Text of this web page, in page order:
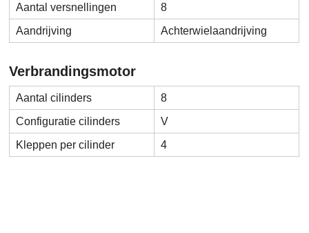
Aantal versnellingen
8
Aandrijving
Achterwielaandrijving
Verbrandingsmotor
Aantal cilinders
8
Configuratie cilinders
V
Kleppen per cilinder
4